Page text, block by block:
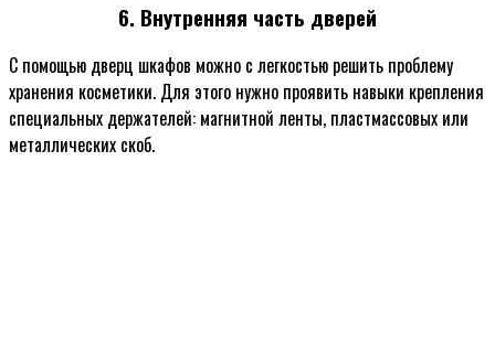
6. Внутренняя часть дверей
С помощью дверц шкафов можно с легкостью решить проблему
хранения косметики. Для этого нужно проявить навыки крепления
специальных держателей: магнитной ленты, пластмассовых или
металлических скоб.